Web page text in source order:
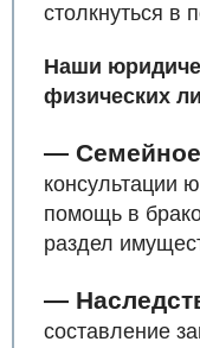
столкнуться в
Наши
физических
—
консультации
помощь в
раздел
—
составление